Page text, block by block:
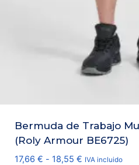
Bermuda de Trabajo
(Roly Armour BE6725)
17,66 € - 18,55 €Rango
IVA incluido